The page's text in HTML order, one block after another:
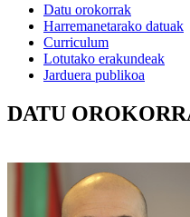
Datu orokorrak
Harremanetarako datuak
Curriculum
Lotutako erakundeak
Jarduera publikoa
DATU